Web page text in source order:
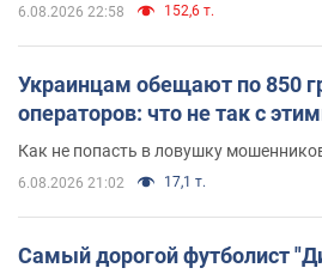
6.08.2026 22:58 152,6 т.
Украинцам обещают по 850
операторов: что не так с
Как не попасть в ловушку
6.08.2026 21:02 17,1 т.
Самый дорогой футболист